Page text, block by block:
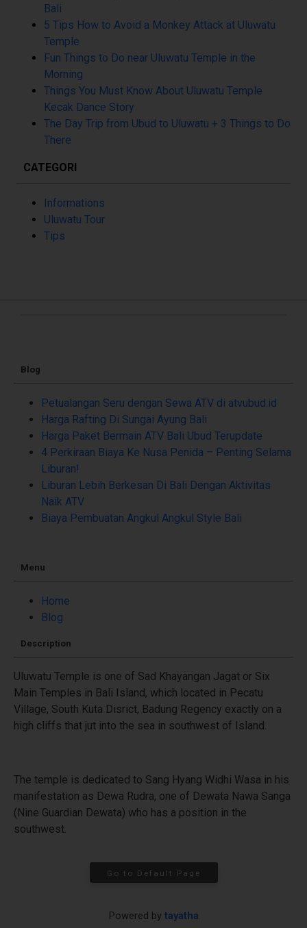
Bali
5 Tips How to Avoid a Monkey Attack at Uluwatu
Temple
Fun Things to Do near Uluwatu Temple in the
Morning
Things You Must Know About Uluwatu Temple
Kecak Dance Story
The Day Trip from Ubud to Uluwatu + 3 Things to Do
There
CATEGORI
Informations
Uluwatu Tour
Tips
Blog
Petualangan Seru dengan Sewa ATV di atvubud.id
Harga Rafting Di Sungai Ayung Bali
Harga Paket Bermain ATV Bali Ubud Terupdate
4 Perkiraan Biaya Ke Nusa Penida – Penting Selama
Liburan!
Liburan Lebih Berkesan Di Bali Dengan Aktivitas
Naik ATV
Biaya Pembuatan Angkul Angkul Style Bali
Menu
Home
Blog
Description
Uluwatu Temple is one of Sad Khayangan Jagat or Six
Main Temples in Bali Island, which located in Pecatu
Village, South Kuta Disrict, Badung Regency exactly on a
high cliffs that jut into the sea in southwest of Island.
The temple is dedicated to Sang Hyang Widhi Wasa in his
manifestation as Dewa Rudra, one of Dewata Nawa Sanga
(Nine Guardian Dewata) who has a position in the
southwest.
Go to Default Page
Powered by tayatha